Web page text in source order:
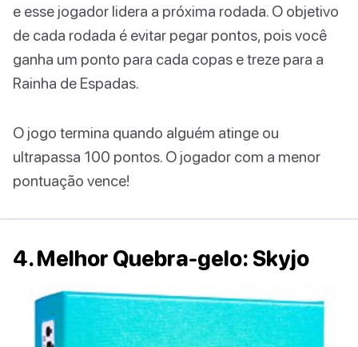
e esse jogador lidera a próxima rodada. O objetivo
de cada rodada é evitar pegar pontos, pois você
ganha um ponto para cada copas e treze para a
Rainha de Espadas.
O jogo termina quando alguém atinge ou
ultrapassa 100 pontos. O jogador com a menor
pontuação vence!
4. Melhor Quebra-gelo: Skyjo